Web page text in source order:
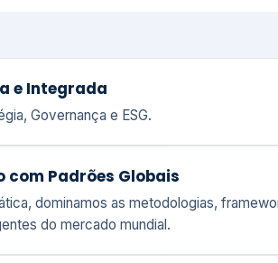
e Integrada
Governança e ESG.
com Padrões Globais
dominamos as metodologias,
do mercado mundial.